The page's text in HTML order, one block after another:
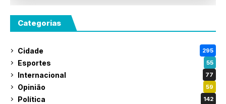
Categorias
Cidade 295
Esportes 55
Internacional 77
Opinião 59
Política 142